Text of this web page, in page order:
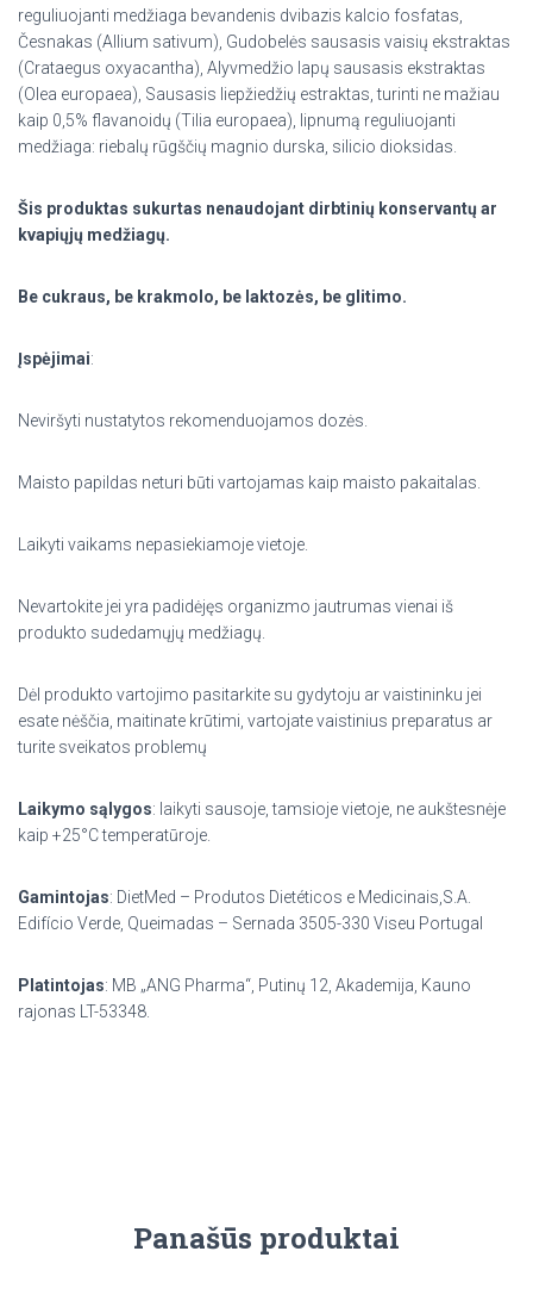
reguliuojanti medžiaga bevandenis dvibazis kalcio fosfatas,
Česnakas (Allium sativum), Gudobelės sausasis vaisių ekstraktas
(Crataegus oxyacantha), Alyvmedžio lapų sausasis ekstraktas
(Olea europaea), Sausasis liepžiedžių estraktas, turinti ne mažiau
kaip 0,5% flavanoidų (Tilia europaea), lipnumą reguliuojanti
medžiaga: riebalų rūgščių magnio durska, silicio dioksidas.
Šis produktas sukurtas nenaudojant dirbtinių konservantų ar
kvapiųjų medžiagų.
Be cukraus, be krakmolo, be laktozės, be glitimo.
Įspėjimai:
Neviršyti nustatytos rekomenduojamos dozės.
Maisto papildas neturi būti vartojamas kaip maisto pakaitalas.
Laikyti vaikams nepasiekiamoje vietoje.
Nevartokite jei yra padidėjęs organizmo jautrumas vienai iš
produkto sudedamųjų medžiagų.
Dėl produkto vartojimo pasitarkite su gydytoju ar vaistininku jei
esate nėščia, maitinate krūtimi, vartojate vaistinius preparatus ar
turite sveikatos problemų
Laikymo sąlygos: laikyti sausoje, tamsioje vietoje, ne aukštesnėje
kaip +25°C temperatūroje.
Gamintojas: DietMed – Produtos Dietéticos e Medicinais,S.A.
Edifício Verde, Queimadas – Sernada 3505-330 Viseu Portugal
Platintojas: MB „ANG Pharma“, Putinų 12, Akademija, Kauno
rajonas LT-53348.
Panašūs produktai